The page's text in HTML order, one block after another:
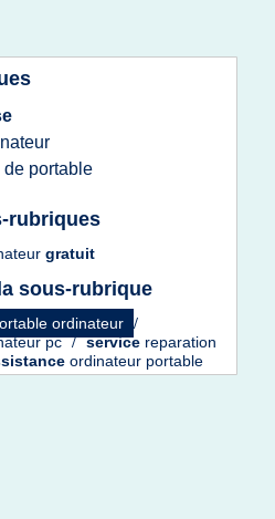
de portable
rubriques
gratuit
sous-rubrique
ordinateur /
pc / service reparation
ordinateur portable